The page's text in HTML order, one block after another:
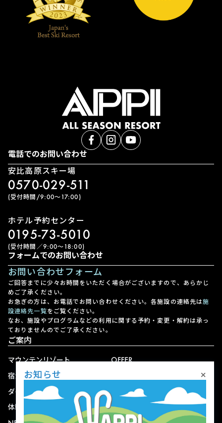
電話でのお問い合わせ
安比高原スキー場
0570-029-511
(受付時間/9:00〜17:00)
ホテル予約センター
0195-73-5010
(受付時間／9:00〜18:00)
フォームでのお問い合わせ
お問い合わせフォーム
ご回答までに少々お時間をいただく場合がございますので、あらかじ
めご了承ください。
お急ぎの方は、お電話でお問い合わせください。各施設の連絡先は施
設連絡先一覧をご覧ください。
なお、施設やプログラムなどの利用に関する予約・変更・解約は承っ
ておりませんのでご了承ください。
ご案内
マウンテンリゾート
宿泊
ダイニング
体験
OFFER
ショップ
お知らせ ×